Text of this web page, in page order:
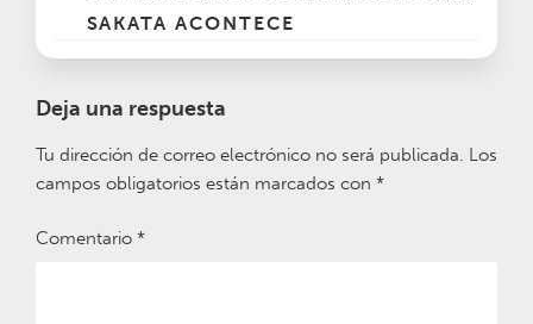
SAKATA ACONTECE
Deja una respuesta
Tu dirección de correo electrónico no será publicada. Los
campos obligatorios están marcados con *
Comentario *